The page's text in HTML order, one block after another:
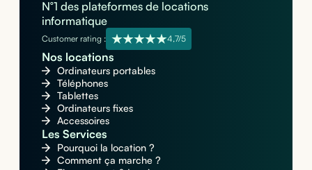
N°1 des plateformes de locations
informatique
Customer rating : 4,7/5
Nos locations
Ordinateurs portables
Téléphones
Tablettes
Ordinateurs fixes
Accessoires
Les Services
Pourquoi la location ?
Comment ça marche ?